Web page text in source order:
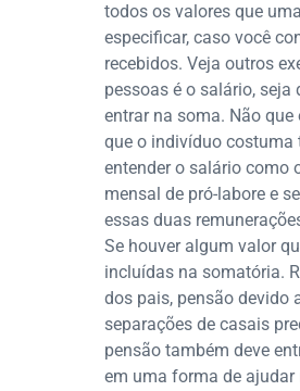
todos os valores que
especificar, caso você
recebidos. Veja outros
pessoas é o salário,
entrar na soma. Não
que o indivíduo costuma
entender o salário como
mensal de pró-labore e
essas duas
Se houver algum valor
incluídas na somatória.
dos pais, pensão devido
separações de casais
pensão também deve
em uma forma de ajudar